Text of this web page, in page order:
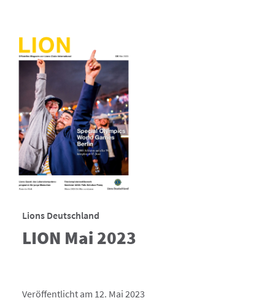
Lions Deutschland
LION Mai 2023
Veröffentlicht am 12. Mai 2023